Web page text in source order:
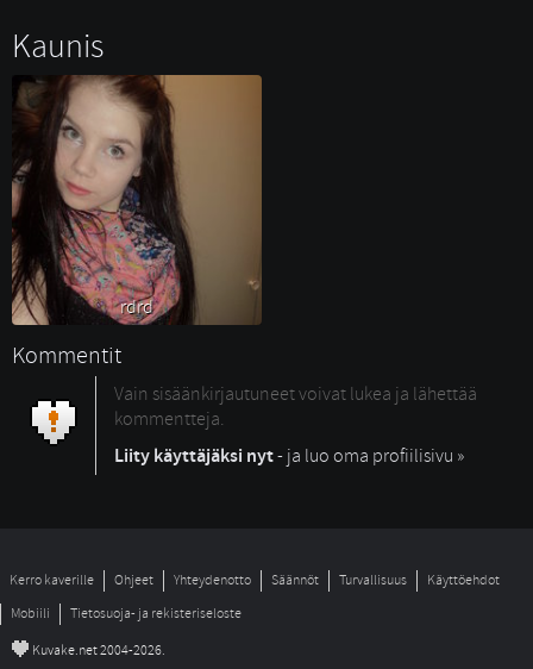
Kaunis
rdrd
Kommentit
Vain sisäänkirjautuneet voivat lukea ja lähettää
kommentteja.
Liity käyttäjäksi nyt- ja luo oma profiilisivu »
Kerro kaverille Ohjeet Yhteydenotto Säännöt Turvallisuus
Käyttöehdot
Mobiili
Tietosuoja- ja rekisteriseloste
© Kuvake.net 2004-2026.